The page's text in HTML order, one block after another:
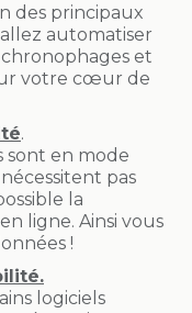
des principaux
automatiser
chronophages et
votre cœur de
.
sont en mode
nécessitent pas
la
ligne. Ainsi vous
!
logiciels